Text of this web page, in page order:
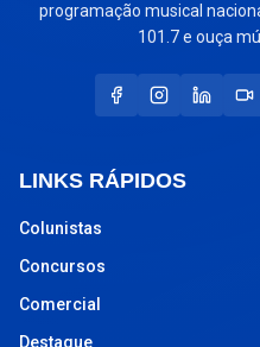
programação musical
101.7 e ouça
LINKS RÁPIDOS
Colunistas
Concursos
Comercial
Destaque